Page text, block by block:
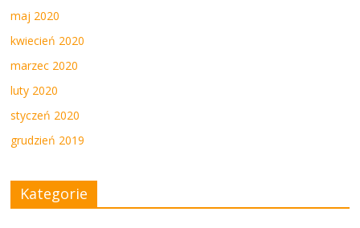
maj 2020
kwiecień 2020
marzec 2020
luty 2020
styczeń 2020
grudzień 2019
Kategorie